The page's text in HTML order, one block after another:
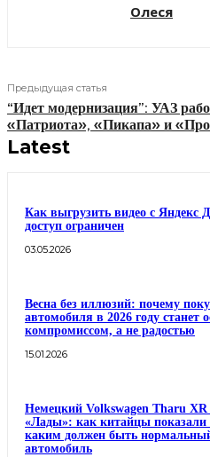
Олеся
Предыдущая статья
“Идет модернизация”: УАЗ
«Патриота», «Пикапа» и
Latest
Как выгрузить видео с Яндекс
доступ ограничен
03.05.2026
Весна без иллюзий: почему
автомобиля в 2026 году станет
компромиссом, а не радостью
15.01.2026
Немецкий Volkswagen Tharu XR
«Лады»: как китайцы показали
каким должен быть
автомобиль